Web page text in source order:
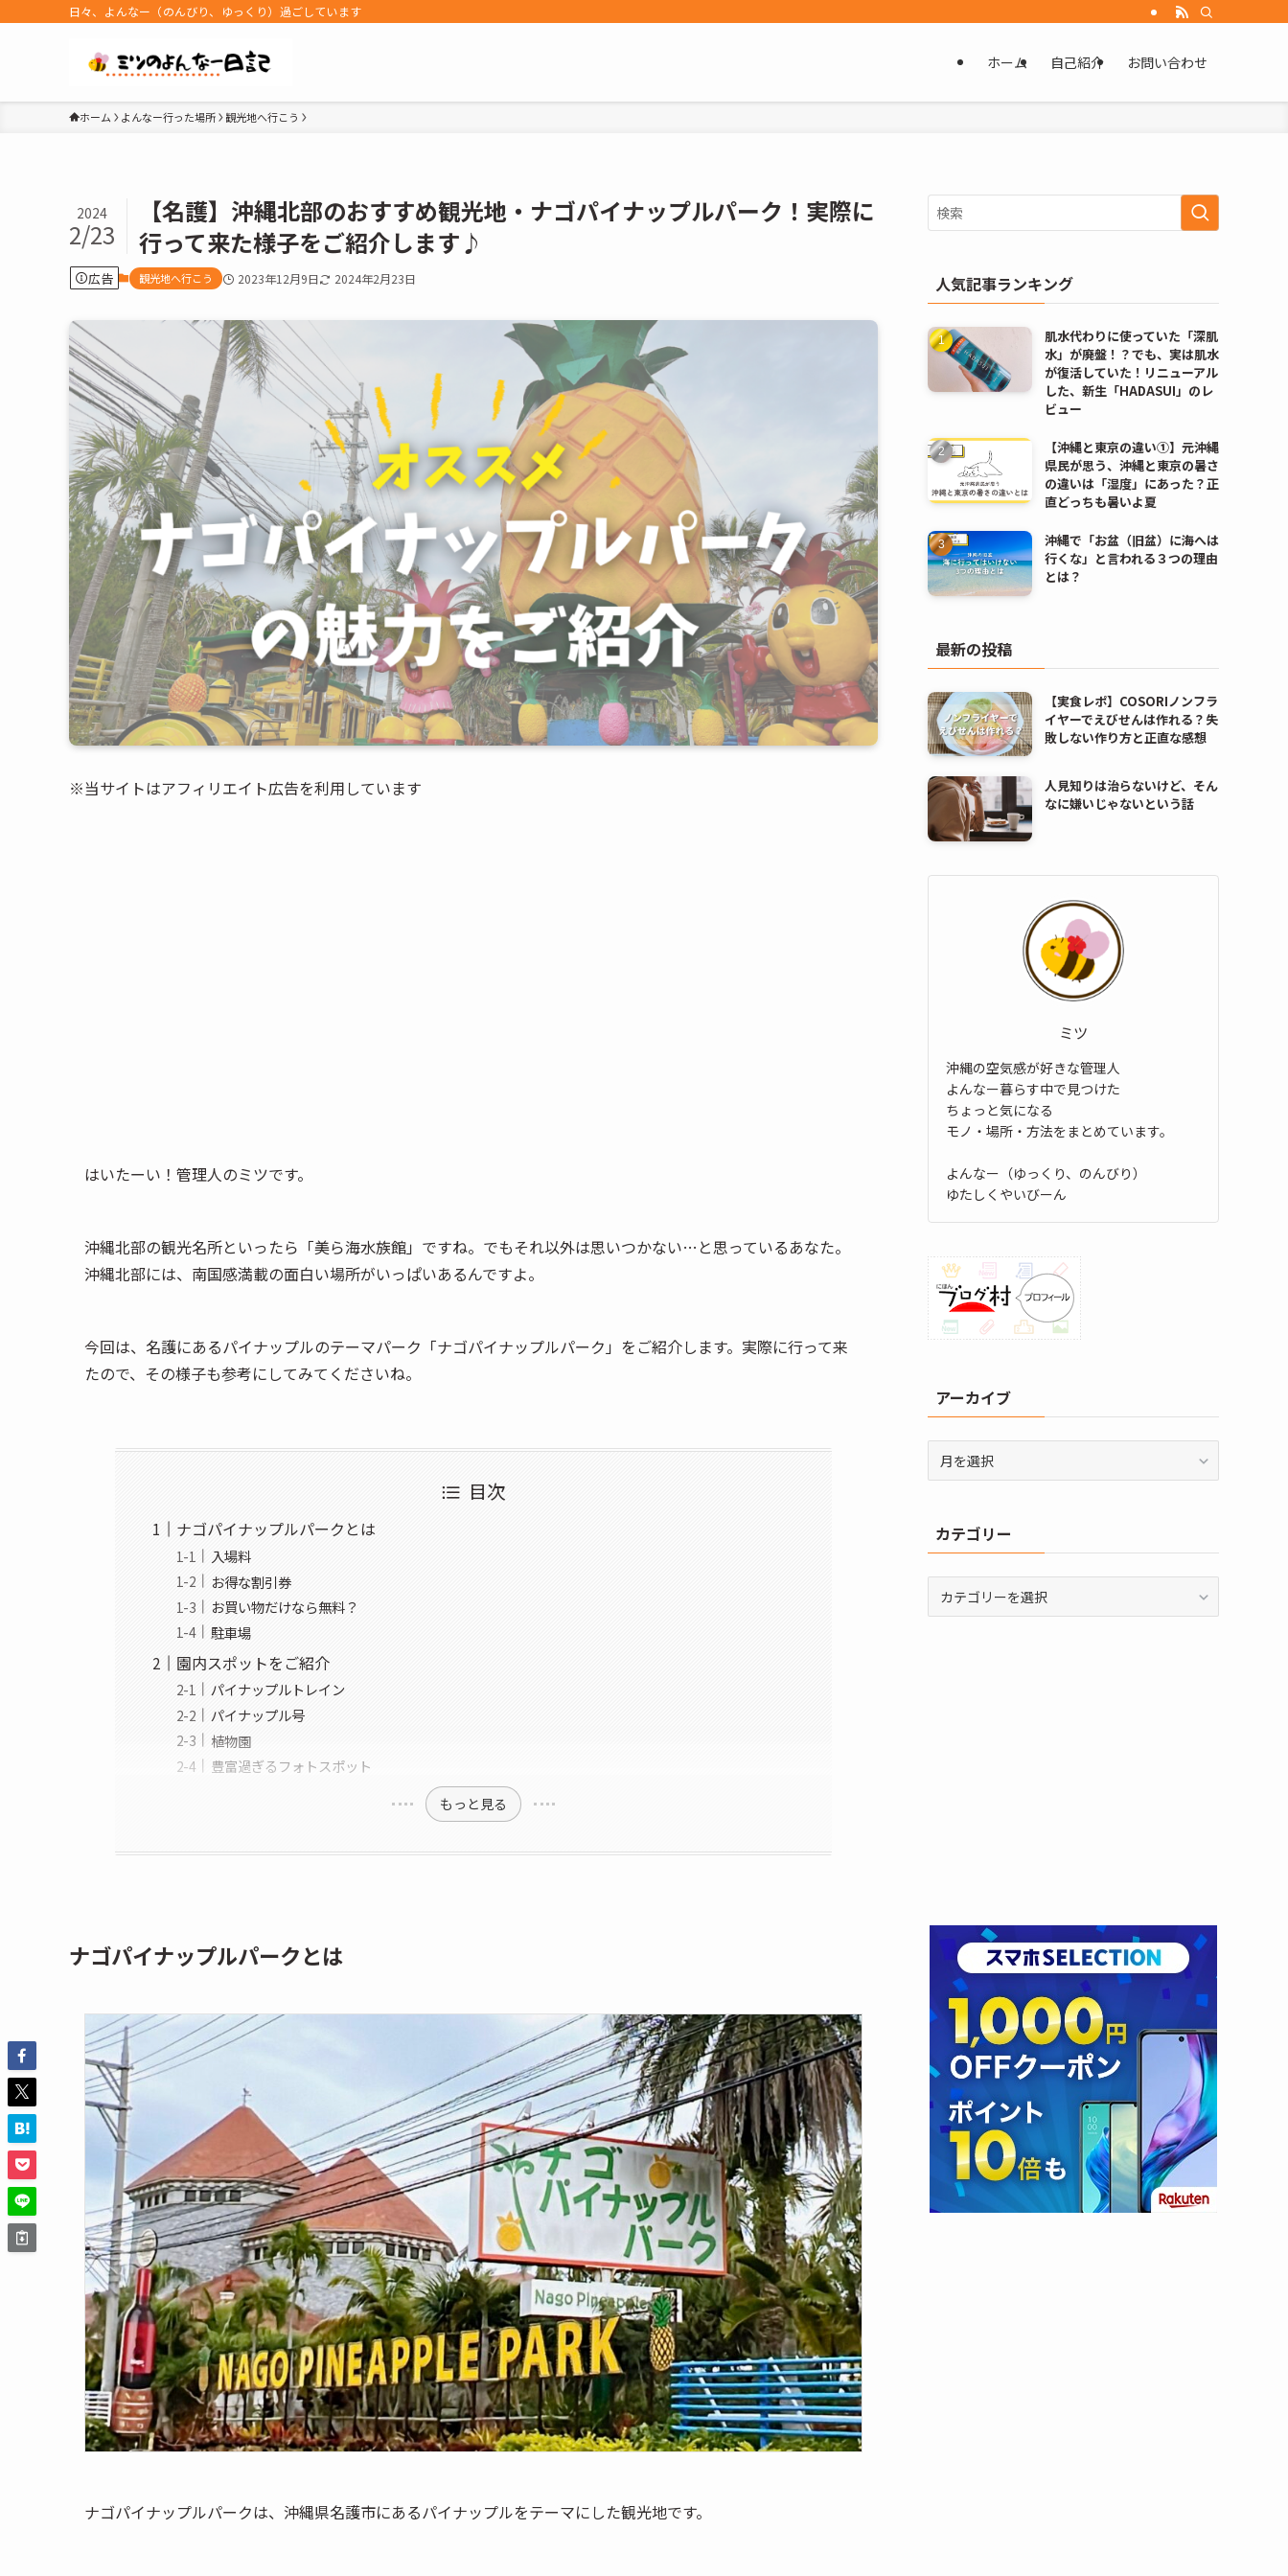
日々、よんなー（のんびり、ゆっくり）過ごしています
ホーム 自己紹介 お問い合わせ
ホーム よんなー行った場所 観光地へ行こう
【名護】沖縄北部のおすすめ観光地・ナゴパイナップルパーク！実際に
行って来た様子をご紹介します♪
2024
2/23
広告 観光地へ行こう 2023年12月9日 2024年2月23日
※当サイトはアフィリエイト広告を利用しています
はいたーい！管理人のミツです。
沖縄北部の観光名所といったら「美ら海水族館」ですね。でもそれ以外は思いつかない…と思っているあなた。
沖縄北部には、南国感満載の面白い場所がいっぱいあるんですよ。
今回は、名護にあるパイナップルのテーマパーク「ナゴパイナップルパーク」をご紹介します。実際に行って来
たので、その様子も参考にしてみてくださいね。
目次
ナゴパイナップルパークとは
入場料
お得な割引券
お買い物だけなら無料？
駐車場
園内スポットをご紹介
パイナップルトレイン
パイナップル号
植物園
豊富過ぎるフォトスポット
もっと見る
ナゴパイナップルパークとは
ナゴパイナップルパークは、沖縄県名護市にあるパイナップルをテーマにした観光地です。
人気記事ランキング
肌水代わりに使っていた「深肌
水」が廃盤！？でも、実は肌水
が復活していた！リニューアル
した、新生「HADASUI」のレ
ビュー
【沖縄と東京の違い①】元沖縄
県民が思う、沖縄と東京の暑さ
の違いは「湿度」にあった？正
直どっちも暑いよ夏
沖縄で「お盆（旧盆）に海へは
行くな」と言われる３つの理由
とは？
最新の投稿
【実食レポ】COSORIノンフラ
イヤーでえびせんは作れる？失
敗しない作り方と正直な感想
人見知りは治らないけど、そん
なに嫌いじゃないという話
ミツ
沖縄の空気感が好きな管理人
よんなー暮らす中で見つけた
ちょっと気になる
モノ・場所・方法をまとめています。
よんなー（ゆっくり、のんびり）
ゆたしくやいびーん
アーカイブ
ブカテゴリー